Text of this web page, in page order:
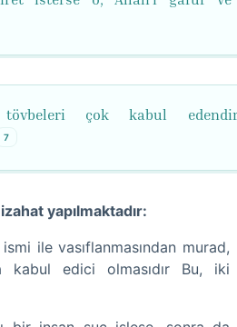
tövbeleri çok kabul
7
yapılmaktadır:
ile vasıflanmasından murad,
kabul edici olmasıdır Bu, iki